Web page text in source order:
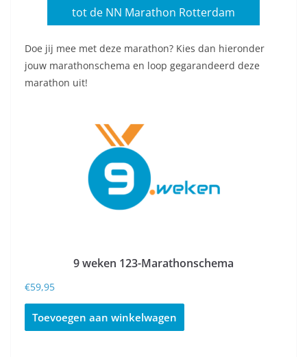
tot de NN Marathon Rotterdam
Doe jij mee met deze marathon? Kies dan hieronder
jouw marathonschema en loop gegarandeerd deze
marathon uit!
9 weken 123-Marathonschema
€59,95
Toevoegen aan winkelwagen